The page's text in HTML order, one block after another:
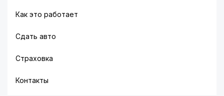
Как это работает
Сдать авто
Страховка
Контакты